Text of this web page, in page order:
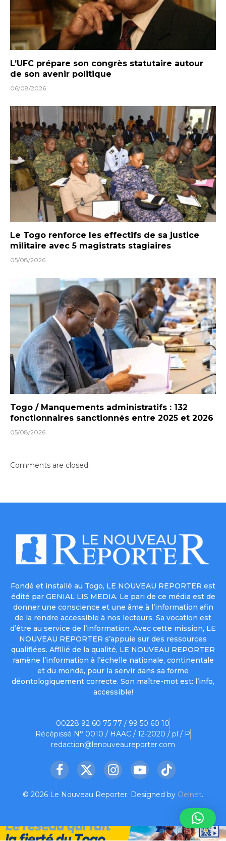
L’UFC prépare son congrès statutaire autour
de son avenir politique
06/08/2026
Le Togo renforce les effectifs de sa justice
militaire avec 5 magistrats stagiaires
05/08/2026
Togo / Manquements administratifs : 132
fonctionnaires sanctionnés entre 2025 et 2026
05/08/2026
Comments are closed.
Fondé et installé au Togo, LE NOUVEAU REPORTER est
édité par GENIAL LIS MEDIA. Le pari de ce média est de
donner une conscience et une âme à l’information afin
de la rendre accessible à nos lecteurs. Sa vocation est
d’être au service de l’information. Avec cette mission, LE
NOUVEAU REPORTER s’appuie sur des ressources
qualifiées. Affilié de la qualité, LE NOUVEAU REPORTER
ramène l’information à l’échelle nationale, continentale
et du monde, pour la servir dans sa forme
déontologiquement correcte. Son maître-mot est: l’info,
accessible!
00228 92 60 75 77 / 99 50 60 10
Récépissé N° 0010 / HAAC / 12-2020 / pl / P
redaction@lenouveaureporter.com
Facebook
X
InstagramYouTubeTikTok
© 2026 Le Nouveau Reporter. Designed by Oelnet.